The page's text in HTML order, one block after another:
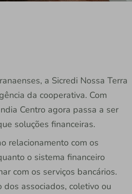
a Sicredi Nossa Terra
da cooperativa. Com
Centro agora passa a ser
soluções financeiras.
relacionamento com os
o sistema financeiro
com os serviços bancários.
associados, coletivo ou